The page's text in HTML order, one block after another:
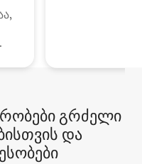
გრძელი
და